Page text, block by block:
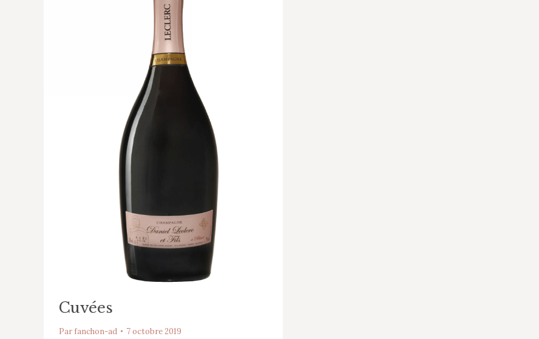
Cuvées
Par fanchon-ad 7 octobre 2019